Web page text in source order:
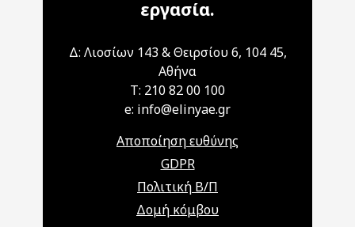
εργασία.
Δ: Λιοσίων 143 & Θειρσίου 6, 104 45,
Αθήνα
T: 210 82 00 100
e: info@elinyae.gr
Αποποίηση ευθύνης
GDPR
Πολιτική Β/Π
Δομή κόμβου